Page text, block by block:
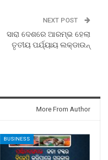
NEXT POST
ସାରା ଦେଶରେ ଆରମ୍ଭ ହେଲା
ତୃତୀୟ ପର୍ଯ୍ୟାୟ ଲକ୍‌ଡାଉନ୍‌
More From Author
BUSINESS